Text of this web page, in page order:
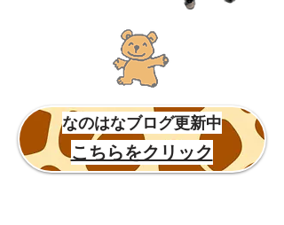
​なのはなブログ更新中
こちらをクリック​